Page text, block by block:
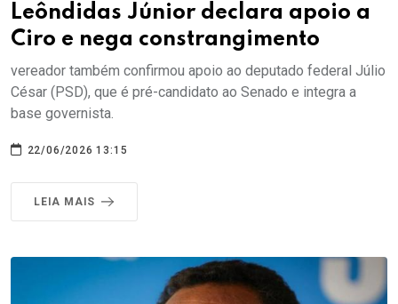
Leôndidas Júnior declara apoio a
Ciro e nega constrangimento
vereador também confirmou apoio ao deputado federal Júlio
César (PSD), que é pré-candidato ao Senado e integra a
base governista.
22/06/2026 13:15
LEIA MAIS